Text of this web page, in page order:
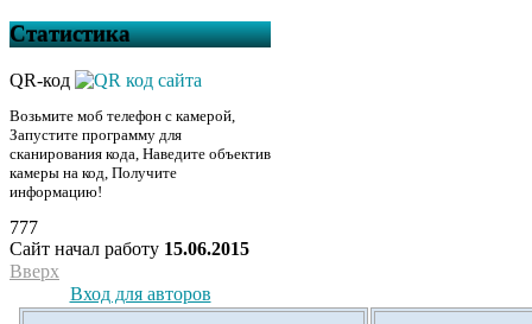
Статистика
QR-код
Возьмите моб телефон с камерой,
Запустите программу для
сканирования кода, Наведите объектив
камеры на код, Получите
информацию!
777
Сайт начал работу 15.06.2015
Вверх
Вход для авторов